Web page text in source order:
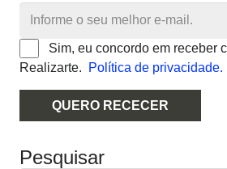
Sim, eu concordo em receber
Realizarte.
Política de privacidade.
QUERO RECECER
Pesquisar